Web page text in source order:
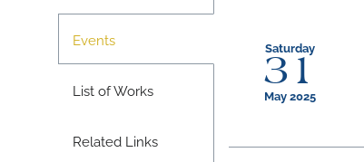
Events
List of Works
Related Links
Saturday
31
May 2025